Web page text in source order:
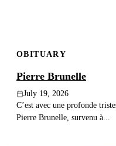
OBITUARY
Pierre Brunelle
July 19, 2026
C’est avec une profonde
Pierre Brunelle, survenu à...